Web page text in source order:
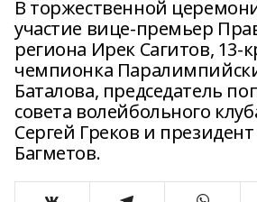
В торжественной
участие вице-премьер
региона Ирек Сагитов, 13-
чемпионка
Баталова, председатель
совета волейбольного
Сергей Греков и
Багметов.